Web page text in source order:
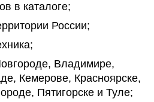
в каталоге;
России;
Владимире,
Кемерове, Красноярске,
Пятигорске и Туле;